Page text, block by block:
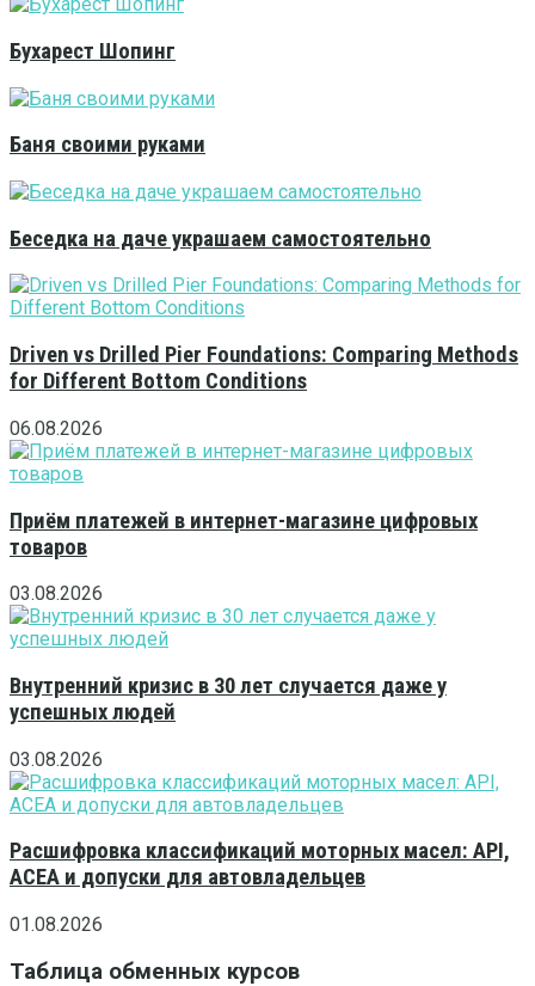
Бухарест Шопинг
Баня своими руками
Беседка на даче украшаем самостоятельно
Driven vs Drilled Pier Foundations: Comparing Methods
for Different Bottom Conditions
06.08.2026
Приём платежей в интернет-магазине цифровых
товаров
03.08.2026
Внутренний кризис в 30 лет случается даже у
успешных людей
03.08.2026
Расшифровка классификаций моторных масел: API,
ACEA и допуски для автовладельцев
01.08.2026
Таблица обменных курсов